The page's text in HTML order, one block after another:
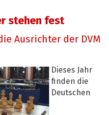
stehen fest
Ausrichter der DVM
Dieses Jahr
finden die
Deutschen